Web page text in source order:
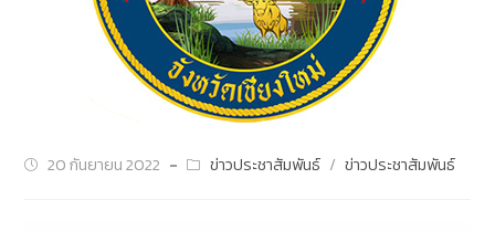
20 กันยายน 2022 ข่าวประชาสัมพันธ์ / ข่าวประชาสัมพันธ์